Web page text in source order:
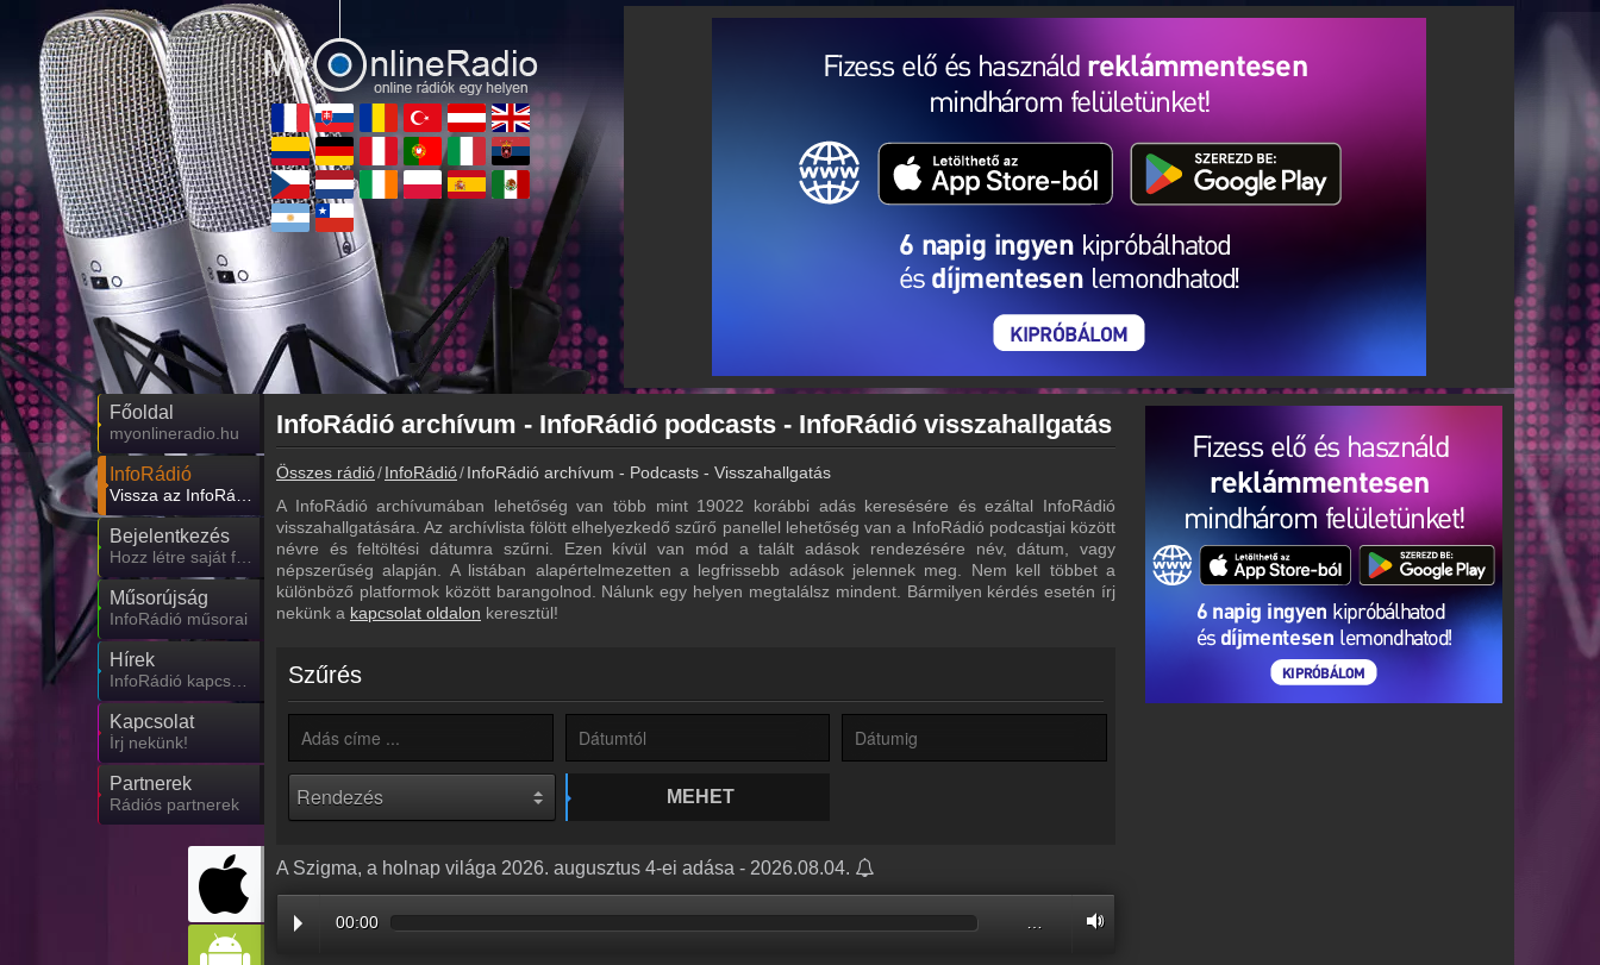
Főoldal
myonlineradio.hu
InfoRádió
Bejelentkezés
Műsorújság
InfoRádió műsorai
Hírek
Kapcsolat
Írj nekünk!
Partnerek
Rádiós partnerek
InfoRádió archívum - InfoRádió podcasts - InfoRádió visszahallgatás
Összes rádió InfoRádió InfoRádió archívum - Podcasts - Visszahallgatás
A InfoRádió archívumában lehetőség van több mint 19022 korábbi adás keresésére és ezáltal InfoRádió
visszahallgatására. Az archívlista fölött elhelyezkedő szűrő panellel lehetőség van a InfoRádió podcastjai között
névre és feltöltési dátumra szűrni. Ezen kívül van mód a talált adások rendezésére név, dátum, vagy
népszerűség alapján. A listában alapértelmezetten a legfrissebb adások jelennek meg. Nem kell többet a
különböző platformok között barangolnod. Nálunk egy helyen megtalálsz mindent. Bármilyen kérdés esetén írj
nekünk a kapcsolat oldalon keresztül!
Szűrés
MEHET
A Szigma, a holnap világa 2026. augusztus 4-ei adása - 2026.08.04.
00:00